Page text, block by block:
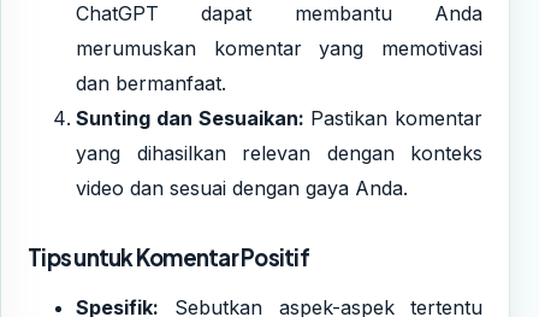
ChatGPT dapat membantu Anda
merumuskan komentar yang memotivasi
dan bermanfaat.
Sunting dan Sesuaikan: Pastikan komentar
yang dihasilkan relevan dengan konteks
video dan sesuai dengan gaya Anda.
Tips untuk Komentar Positif
Spesifik: Sebutkan aspek-aspek tertentu